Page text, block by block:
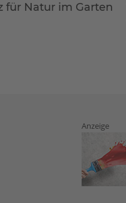
für Natur im Garten
Anzeige